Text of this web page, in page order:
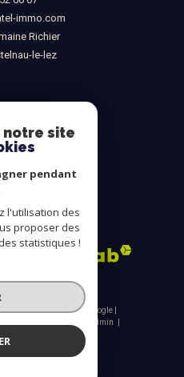
immo.com
Richier
le-lez
powered by Google |
Admin
notre site
pendant
l'utilisation des
proposer des
statistiques !